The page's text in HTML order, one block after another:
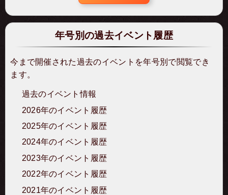
年号別の過去イベント履歴
今まで開催された過去のイベントを年号別で閲覧でき
ます。
過去のイベント情報
2026年のイベント履歴
2025年のイベント履歴
2024年のイベント履歴
2023年のイベント履歴
2022年のイベント履歴
2021年のイベント履歴